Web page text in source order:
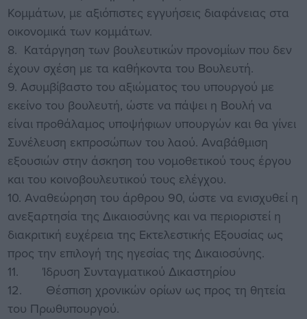
Κομμάτων, με αξιόπιστες εγγυήσεις διαφάνειας στα
οικονομικά των κομμάτων.
8. Κατάργηση των βουλευτικών προνομίων που δεν
έχουν σχέση με τα καθήκοντα του Βουλευτή.
9. Ασυμβίβαστο του αξιώματος του υπουργού με
εκείνο του βουλευτή, ώστε να πάψει η Βουλή να
είναι προθάλαμος υποψήφιων υπουργών και θα γίνει
Συνέλευση εκπροσώπων του λαού. Αναβάθμιση
εξουσιών στην άσκηση του νομοθετικού τους έργου
και του κοινοβουλευτικού τους ελέγχου.
10. Αναθεώρηση του άρθρου 90, ώστε να ενισχυθεί η
ανεξαρτησία της Δικαιοσύνης και να περιοριστεί η
διακριτική ευχέρεια της Εκτελεστικής Εξουσίας ως
προς την επιλογή της ηγεσίας της Δικαιοσύνης.
11. Ίδρυση Συνταγματικού Δικαστηρίου
12. Θέσπιση χρονικών ορίων ως προς τη θητεία
του Πρωθυπουργού.